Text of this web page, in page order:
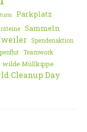
Parkplatz
Sammeln
Spendenaktion
Teamwork
wilde Müllkippe
Cleanup Day